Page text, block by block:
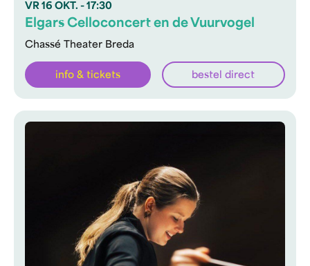
VR 16 OKT. - 17:30
Chassé Theater Breda
Elgars Celloconcert en de Vuurvogel
info & tickets bestel direct